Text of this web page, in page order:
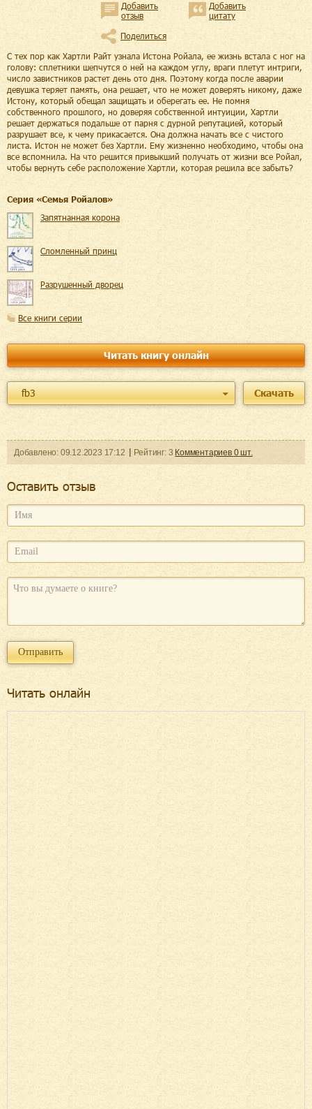
Добавить
отзыв
Добавить
цитату
Поделиться
С тех пор как Хартли Райт узнала Истона Ройала, ее жизнь встала с ног на
голову: сплетники шепчутся о ней на каждом углу, враги плетут интриги,
число завистников растет день ото дня. Поэтому когда после аварии
девушка теряет память, она решает, что не может доверять никому, даже
Истону, который обещал защищать и оберегать ее. Не помня
собственного прошлого, но доверяя собственной интуиции, Хартли
решает держаться подальше от парня с дурной репутацией, который
разрушает все, к чему прикасается. Она должна начать все с чистого
листа. Истон не может без Хартли. Ему жизненно необходимо, чтобы она
все вспомнила. На что решится привыкший получать от жизни все Ройал,
чтобы вернуть себе расположение Хартли, которая решила все забыть?
Cерия «Семья Ройалов»
Запятнанная корона
Сломленный принц
Разрушенный дворец
Все книги серии
Читать книгу онлайн
fb3 Скачать
Добавленo: 09.12.2023 17:12 Рейтинг: 3 Комментариев 0шт.
Оcтавить отзыв
Читать онлайн